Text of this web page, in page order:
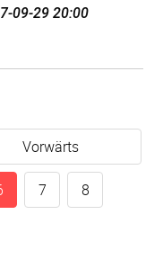
09-29 20:00
Vorwärts
7 8